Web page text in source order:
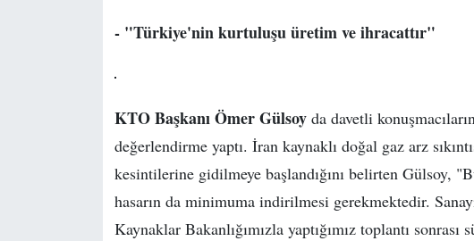
- "Türkiye'nin kurtuluşu üretim ve ihracattır"
KTO Başkanı Ömer Gülsoyda davetli
değerlendirme yaptı. İran kaynaklı doğal gaz arz
kesintilerine gidilmeye başlandığını belirten Gülsoy,
hasarın da minimuma indirilmesi gerekmektedir.
Kaynaklar Bakanlığımızla yaptığımız toplantı